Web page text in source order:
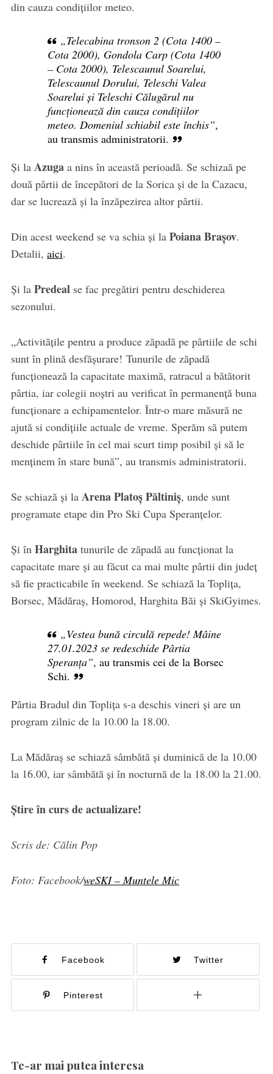
din cauza condițiilor meteo.
„Telecabina tronson 2 (Cota 1400 –
Cota 2000), Gondola Carp (Cota 1400
– Cota 2000), Telescaunul Soarelui,
Telescaunul Dorului, Teleschi Valea
Soarelui și Teleschi Călugărul nu
funcționează din cauza condițiilor
meteo. Domeniul schiabil este închis”,
au transmis administratorii.
Și la Azugaa nins în această perioadă. Se schizaă pe
două pârtii de începători de la Sorica și de la Cazacu,
dar se lucrează și la înzăpezirea altor pârtii.
Din acest weekend se va schia și la Poiana Brașov.
Detalii, aici.
Și la Predealse fac pregătiri pentru deschiderea
sezonului.
„Activitățile pentru a produce zăpadă pe pârtiile de schi
sunt în plină desfășurare! Tunurile de zăpadă
funcționează la capacitate maximă, ratracul a bătătorit
pârtia, iar colegii noștri au verificat în permanență buna
funcționare a echipamentelor. Într-o mare măsură ne
ajută si condițiile actuale de vreme. Sperăm să putem
deschide pârtiile în cel mai scurt timp posibil și să le
menținem în stare bună”, au transmis administratorii.
Se schiază și la Arena Platoș Păltiniș, unde sunt
programate etape din Pro Ski Cupa Speranțelor.
Și în Harghitatunurile de zăpadă au funcționat la
capacitate mare și au făcut ca mai multe pârtii din județ
să fie practicabile în weekend. Se schiază la Toplița,
Borsec, Mădăraș, Homorod, Harghita Băi și SkiGyimes.
„Vestea bună circulă repede! Mâine
27.01.2023 se redeschide Pârtia
Speranța”, au transmis cei de la Borsec
Schi.
Pârtia Bradul din Toplița s-a deschis vineri și are un
program zilnic de la 10.00 la 18.00.
La Mădăraș se schiază sâmbătă și duminică de la 10.00
la 16.00, iar sâmbătă și în nocturnă de la 18.00 la 21.00.
Știre în curs de actualizare!
Scris de: Călin Pop
Foto: Facebook/weSKI – Muntele Mic
Facebook Twitter
Pinterest
Te-ar mai putea interesa